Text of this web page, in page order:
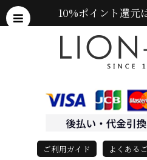
10%ポイント還元
ご利用ガイド よくある